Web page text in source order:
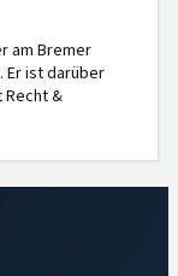
am Bremer
Er ist darüber
&